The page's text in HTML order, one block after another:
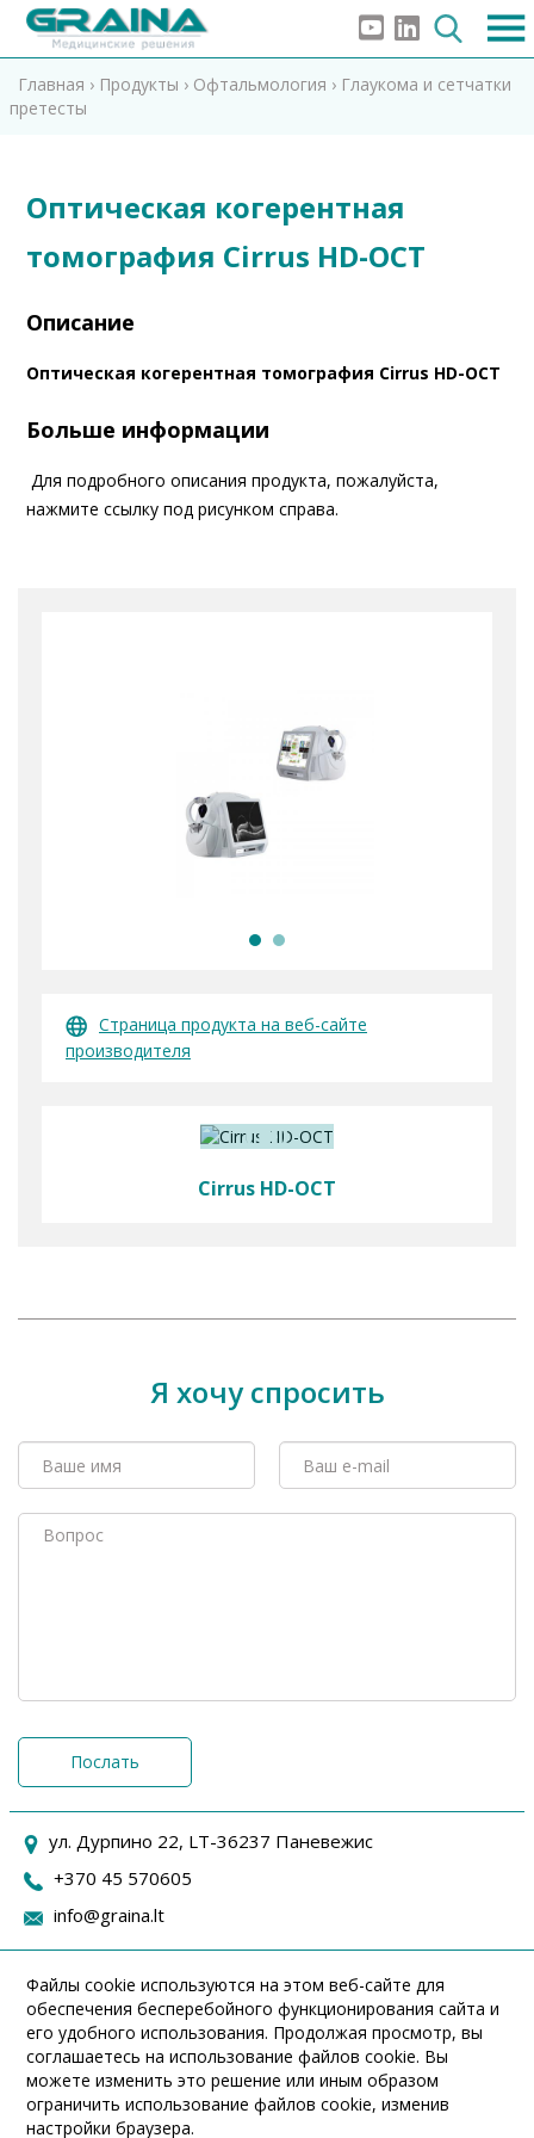
Главная › Продукты › Oфтальмология › Глаукома и сетчатки
претесты
Оптическая когерентная
томография Cirrus HD-OCT
Описание
Оптическая когерентная томография Cirrus HD-OCT
Больше информации
Для подробного описания продукта, пожалуйста,
нажмите ссылку под рисунком справа.
Страница продукта на веб-сайте
производителя
Cirrus HD-OCT
Я хочу спросить
Послать
ул. Дурпино 22, LT-36237 Паневежис
+370 45 570605
info@graina.lt
Файлы cookie используются на этом веб-сайте для
обеспечения бесперебойного функционирования сайта и
его удобного использования. Продолжая просмотр, вы
соглашаетесь на использование файлов cookie. Вы
можете изменить это решение или иным образом
ограничить использование файлов cookie, изменив
настройки браузера.